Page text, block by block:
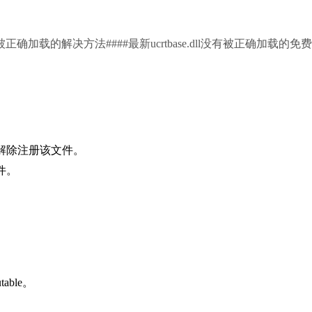
确加载的解决方法####最新ucrtbase.dll没有被正确加载的免
除注册该文件。
。